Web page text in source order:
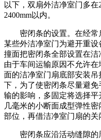
以下，双扇外洁净室门多在
2400mm以内。
密闭条的设置。在经
某些外洁净室门为避开重
撞面把密闭条全部设置在
由于车间运输原因不允许
面的洁净室门扇底部安装
下，为了使密闭条尽量避
输的影响，多固定将选择
几毫米的小断面成型弹性
部位，再借洁净室门扇的关
密闭条应沿活动缝隙